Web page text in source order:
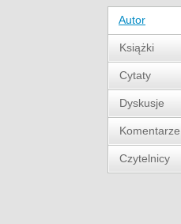
Autor
Książki
Cytaty
Dyskusje
Komentarze
Czytelnicy